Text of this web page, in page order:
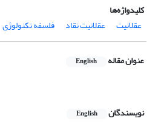
کلیدواژه‌ها
عقلانیت
عقلانیت نقاد فلسفه تکنولوژی
عنوان مقاله English
نویسندگان English